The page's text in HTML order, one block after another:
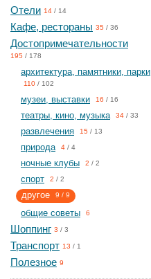
Отели 14 / 14
Кафе, рестораны 35 / 36
Достопримечательности
195 / 178
архитектура, памятники, парки
110 / 102
музеи, выставки 16 / 16
театры, кино, музыка 34 / 33
развлечения 15 / 13
природа 4 / 4
ночные клубы 2 / 2
спорт 2 / 2
другое 9 / 9
общие советы 6
Шоппинг 3 / 3
Транспорт 13 / 1
Полезное 9